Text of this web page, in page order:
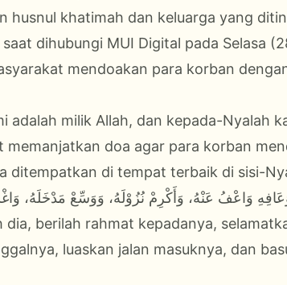
husnul khatimah dan keluarga yang
saat dihubungi MUI Digital pada Selasa
mendoakan para korban
adalah milik Allah, dan kepada-Nyalah
memanjatkan doa agar para korban
ditempatkan di tempat terbaik di sisi-
وَاعْفُ عَنْهُ، وَأَكْرِمْ نُزُوْلَهُ، وَوَسِّعْ مَدْخَلَهُ،
dia, berilah rahmat kepadanya,
luaskan jalan masuknya, dan